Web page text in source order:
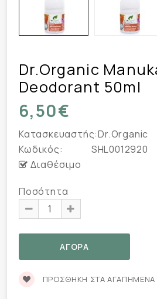
Dr.Organic
Deodorant 50ml
6,50€
Κατασκευαστής:Dr.Organic
Κωδικός:
SHL0012920
Διαθέσιμο
Ποσότητα
ΠΡΟΣΘΉΚΗ ΣΤΑ ΑΓΑΠΗΜΈΝΑ